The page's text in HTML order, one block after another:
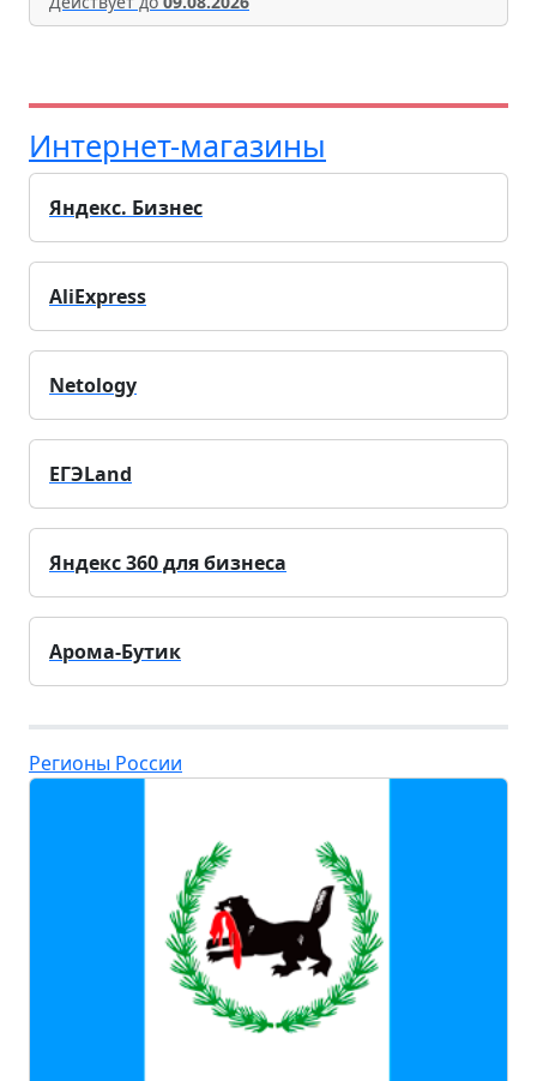
Интернет-магазины
Яндекс. Бизнес
AliExpress
Netology
ЕГЭLand
Яндекс 360 для бизнеса
Арома-Бутик
Регионы России